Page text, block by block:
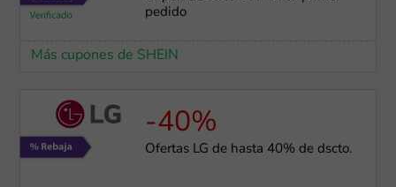
pedido
Más cupones de SHEIN
-40%
Ofertas LG de hasta 40% de dscto.